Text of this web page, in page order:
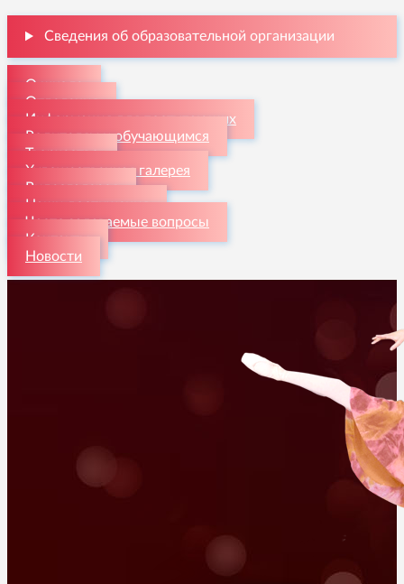
Сведения об образовательной организации
О школе
Отделения
Информация для поступающих
Родителям и обучающимся
Творчество
Художественная галерея
Видеогалерея
Наши достижения
Часто задаваемые вопросы
Контакты
Новости